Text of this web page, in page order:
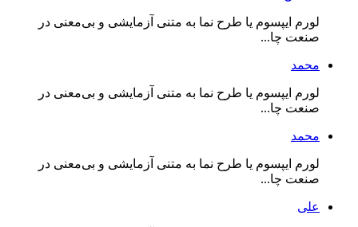
لورم ایپسوم یا طرح‌ نما به متنی آزمایشی و بی‌معنی در
صنعت چا...
محمد
لورم ایپسوم یا طرح‌ نما به متنی آزمایشی و بی‌معنی در
صنعت چا...
محمد
لورم ایپسوم یا طرح‌ نما به متنی آزمایشی و بی‌معنی در
صنعت چا...
علی